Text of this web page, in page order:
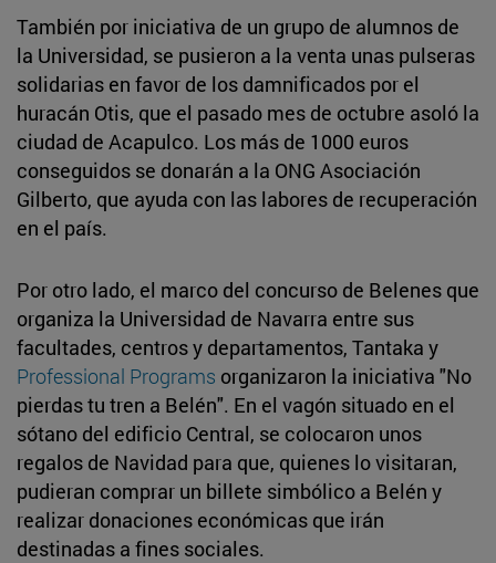
También por iniciativa de un grupo de alumnos de
la Universidad, se pusieron a la venta unas pulseras
solidarias en favor de los damnificados por el
huracán Otis, que el pasado mes de octubre asoló la
ciudad de Acapulco. Los más de 1000 euros
conseguidos se donarán a la ONG Asociación
Gilberto, que ayuda con las labores de recuperación
en el país.
Por otro lado, el marco del concurso de Belenes que
organiza la Universidad de Navarra entre sus
facultades, centros y departamentos, Tantaka y
Professional Programs organizaron la iniciativa "No
pierdas tu tren a Belén". En el vagón situado en el
sótano del edificio Central, se colocaron unos
regalos de Navidad para que, quienes lo visitaran,
pudieran comprar un billete simbólico a Belén y
realizar donaciones económicas que irán
destinadas a fines sociales.